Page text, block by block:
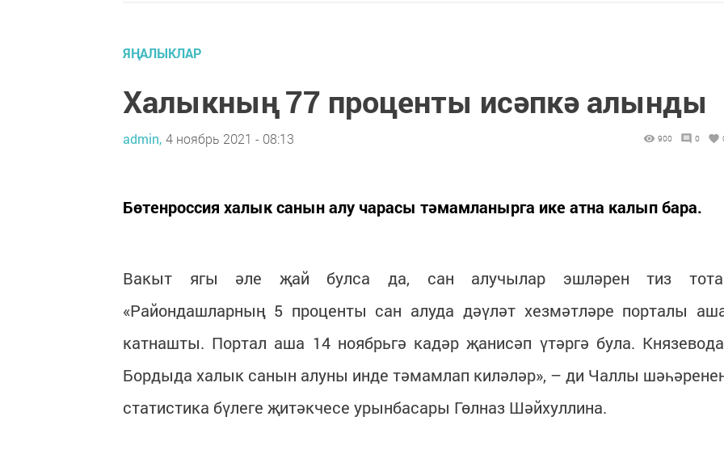
ЯҢАЛЫКЛАР
Халыкның 77 проценты исәпкә алынды
admin, 4 ноябрь 2021 - 08:13 900 0
Бөтенроссия халык санын алу чарасы тәмамланырга ике атна калып бара.
Вакыт ягы әле җай булса да, сан алучылар эшләрен тиз
«Райондашларның 5 проценты сан алуда дәүләт хезмәтләре порталы
катнашты. Портал аша 14 ноябрьгә кадәр җанисәп үтәргә була.
Бордыда халык санын алуны инде тәмамлап киләләр», – ди Чаллы
статистика бүлеге җитәкчесе урынбасары Гөлназ Шәйхуллина.